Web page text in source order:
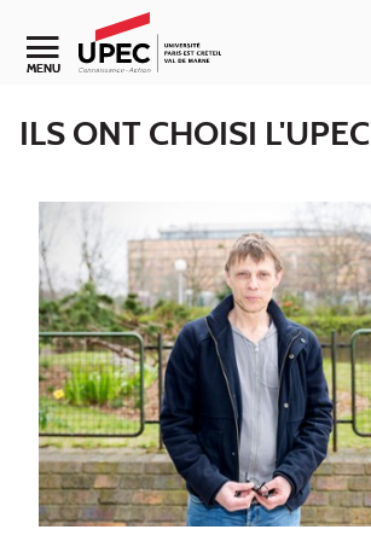
Aller au contenu
Navigation secondaire
MENU
ILS ONT CHOISI L'UPEC